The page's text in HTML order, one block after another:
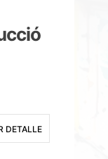
DETALLE